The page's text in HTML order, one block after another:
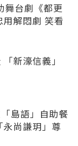
舞台劇《都更
解悶劇 笑看
新濠信義」
島語」自助餐
尚謙玥」尊